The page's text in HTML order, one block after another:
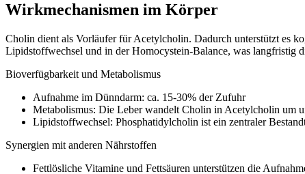
Wirkmechanismen im Körper
Cholin dient als Vorläufer für Acetylcholin. Dadurch unterstützt es
Lipidstoffwechsel und in der Homocystein-Balance, was langfristig
Bioverfügbarkeit und Metabolismus
Aufnahme im Dünndarm: ca. 15-30% der Zufuhr
Metabolismus: Die Leber wandelt Cholin in Acetylcholin um
Lipidstoffwechsel: Phosphatidylcholin ist ein zentraler
Synergien mit anderen Nährstoffen
Fettlösliche Vitamine und Fettsäuren unterstützen die